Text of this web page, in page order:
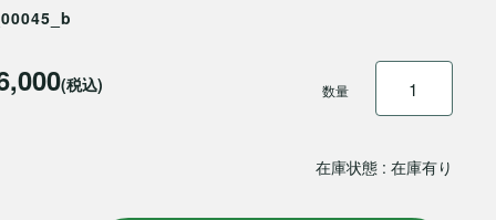
在庫状態 : 在庫有り
(税込) 数量